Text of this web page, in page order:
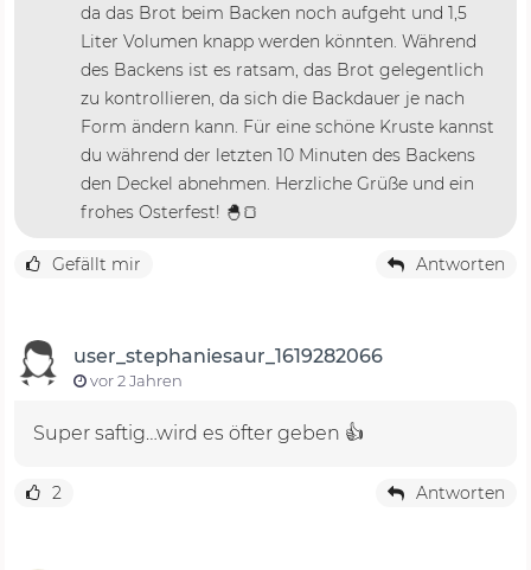
da das Brot beim Backen noch aufgeht und 1,5
Liter Volumen knapp werden könnten. Während
des Backens ist es ratsam, das Brot gelegentlich
zu kontrollieren, da sich die Backdauer je nach
Form ändern kann. Für eine schöne Kruste kannst
du während der letzten 10 Minuten des Backens
den Deckel abnehmen. Herzliche Grüße und ein
frohes Osterfest! 🐣🍞
Gefällt mir Antworten
user_stephaniesaur_1619282066
vor 2 Jahren
Super saftig…wird es öfter geben 👍
2 Antworten